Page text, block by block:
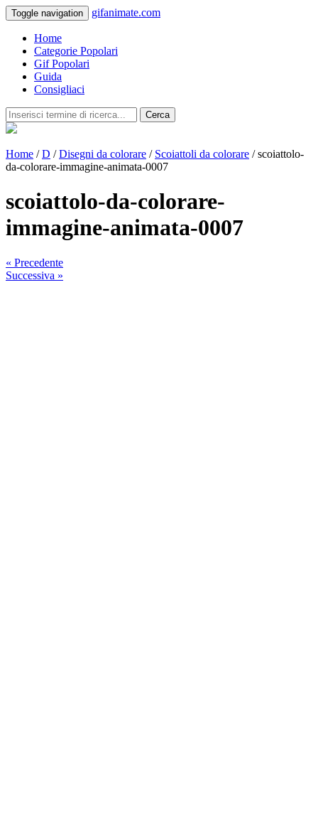
Toggle navigation gifanimate.com
Home
Categorie Popolari
Gif Popolari
Guida
Consigliaci
Cerca
Home /D /Disegni da colorare / Scoiattoli da colorare / scoiattolo-
da-colorare-immagine-animata-0007
scoiattolo-da-colorare-
immagine-animata-0007
« Precedente
Successiva »